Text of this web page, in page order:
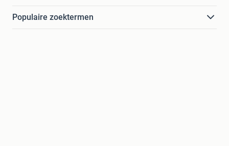
Populaire zoektermen